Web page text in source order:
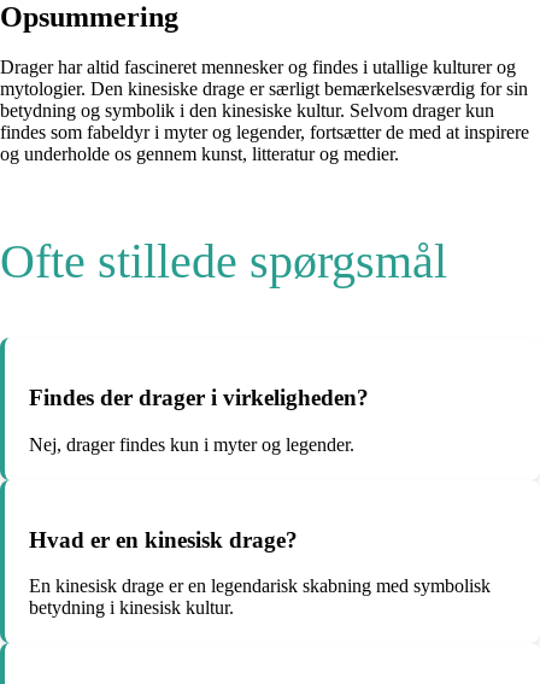
Opsummering
Drager har altid fascineret mennesker og findes i utallige kulturer og
mytologier. Den kinesiske drage er særligt bemærkelsesværdig for sin
betydning og symbolik i den kinesiske kultur. Selvom drager kun
findes som fabeldyr i myter og legender, fortsætter de med at inspirere
og underholde os gennem kunst, litteratur og medier.
Ofte stillede spørgsmål
Findes der drager i virkeligheden?
Nej, drager findes kun i myter og legender.
Hvad er en kinesisk drage?
En kinesisk drage er en legendarisk skabning med symbolisk
betydning i kinesisk kultur.